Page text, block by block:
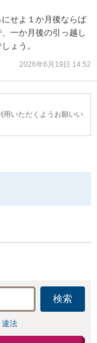
せよ１か月後ならば
一か月後の引っ越し
ょう。
2026年6月19日 14:52
用いただくようお願いい
検索
違法